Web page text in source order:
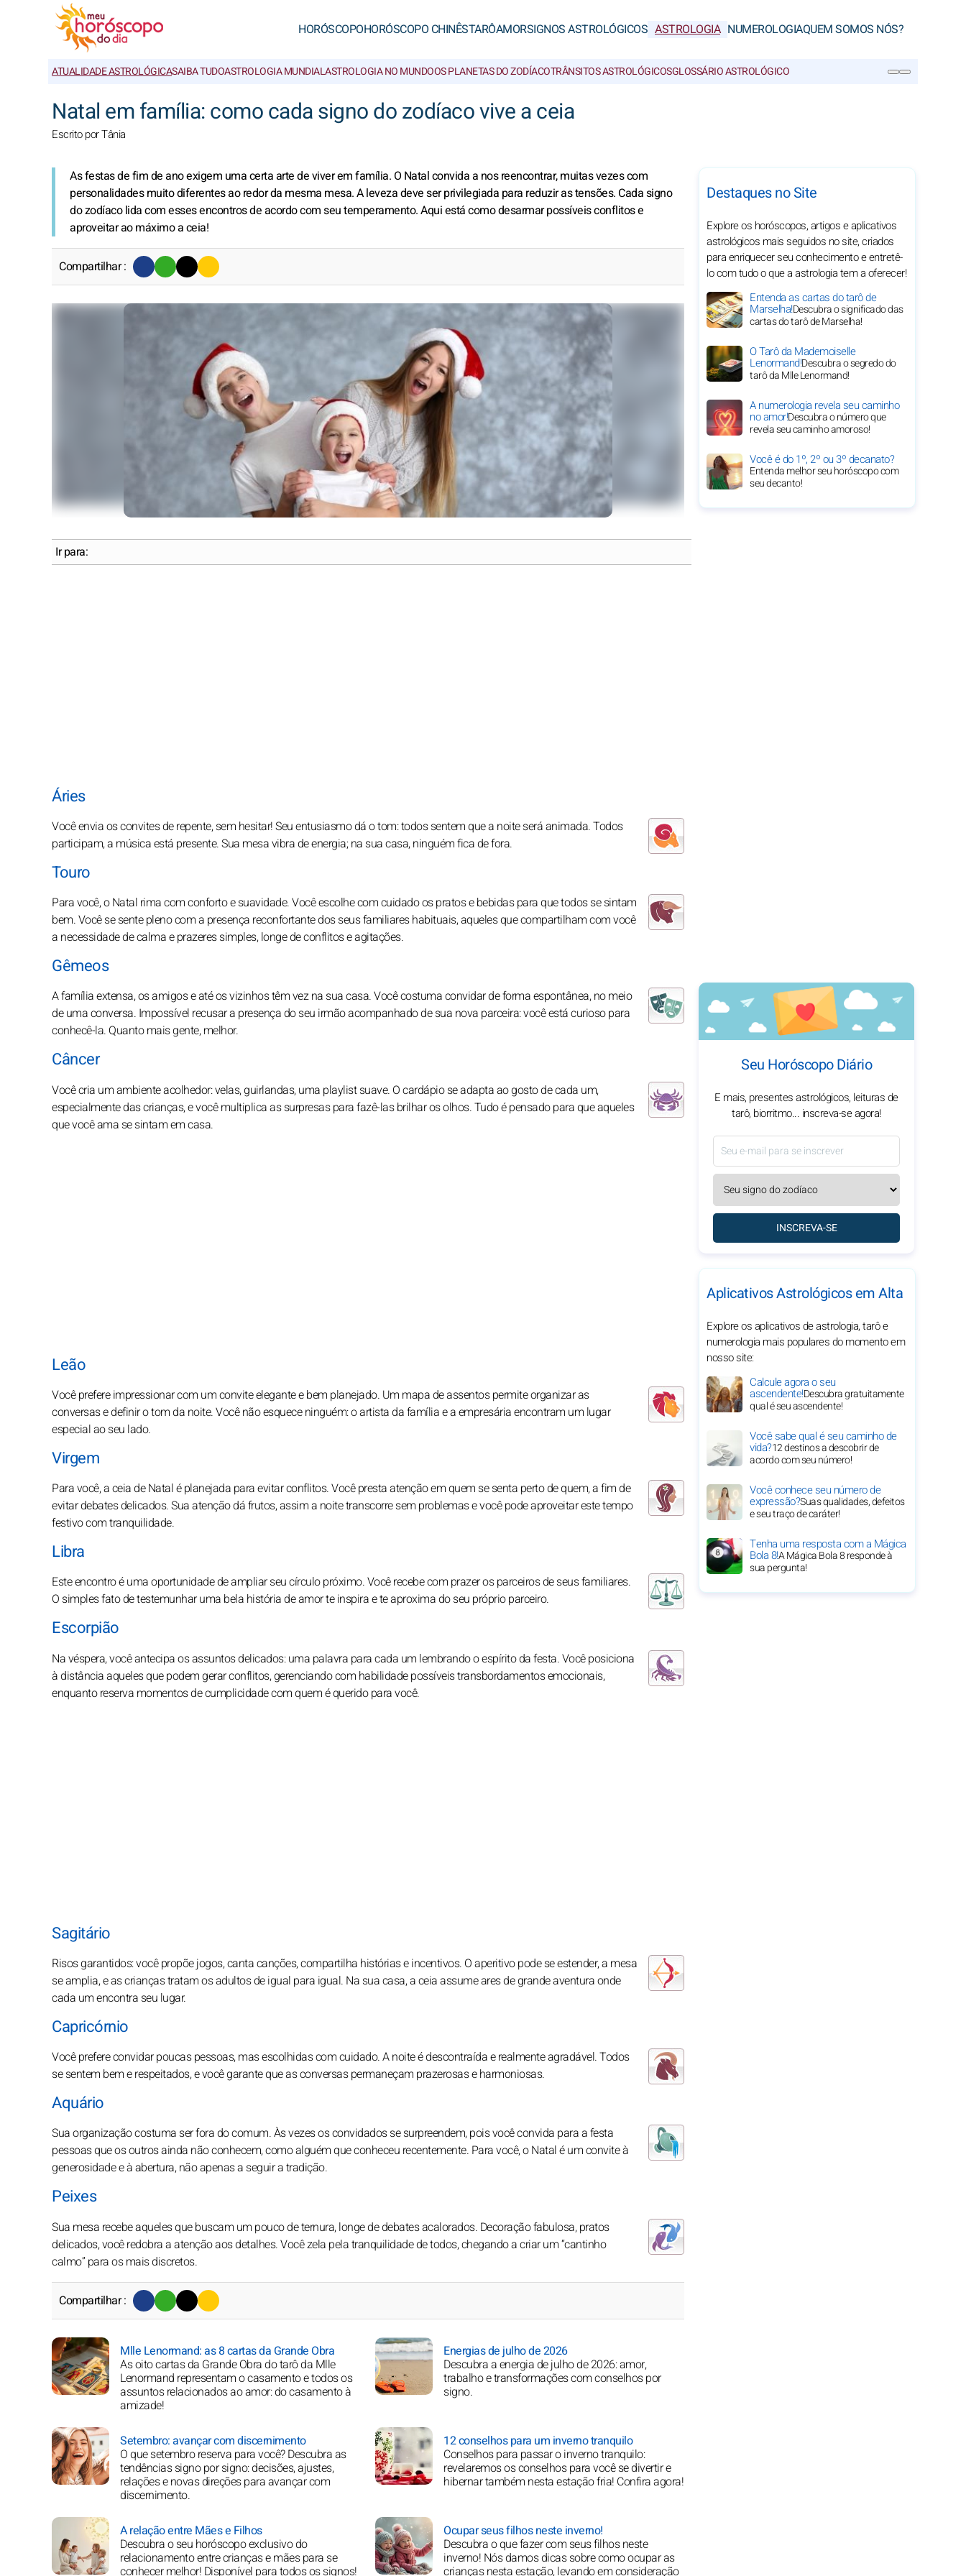
HORÓSCOPOHORÓSCOPO CHINÊSTARÔAMORSIGNOS ASTROLÓGICOS ASTROLOGIA NUMEROLOGIAQUEM SOMOS NÓS?
ATUALIDADE ASTROLÓGICASAIBA TUDOASTROLOGIA MUNDIALASTROLOGIA NO MUNDOOS PLANETAS DO ZODÍACOTRÂNSITOS ASTROLÓGICOSGLOSSÁRIO ASTROLÓGICO
Natal em família: como cada signo do zodíaco vive a ceia
Escrito por Tânia
As festas de fim de ano exigem uma certa arte de viver em família. O Natal convida a nos reencontrar, muitas vezes com
personalidades muito diferentes ao redor da mesma mesa. A leveza deve ser privilegiada para reduzir as tensões. Cada signo
do zodíaco lida com esses encontros de acordo com seu temperamento. Aqui está como desarmar possíveis conflitos e
aproveitar ao máximo a ceia!
Compartilhar :
Ir para:
Áries
Você envia os convites de repente, sem hesitar! Seu entusiasmo dá o tom: todos sentem que a noite será animada. Todos
participam, a música está presente. Sua mesa vibra de energia; na sua casa, ninguém fica de fora.
Touro
Para você, o Natal rima com conforto e suavidade. Você escolhe com cuidado os pratos e bebidas para que todos se sintam
bem. Você se sente pleno com a presença reconfortante dos seus familiares habituais, aqueles que compartilham com você
a necessidade de calma e prazeres simples, longe de conflitos e agitações.
Gêmeos
A família extensa, os amigos e até os vizinhos têm vez na sua casa. Você costuma convidar de forma espontânea, no meio
de uma conversa. Impossível recusar a presença do seu irmão acompanhado de sua nova parceira: você está curioso para
conhecê-la. Quanto mais gente, melhor.
Câncer
Você cria um ambiente acolhedor: velas, guirlandas, uma playlist suave. O cardápio se adapta ao gosto de cada um,
especialmente das crianças, e você multiplica as surpresas para fazê-las brilhar os olhos. Tudo é pensado para que aqueles
que você ama se sintam em casa.
Leão
Você prefere impressionar com um convite elegante e bem planejado. Um mapa de assentos permite organizar as
conversas e definir o tom da noite. Você não esquece ninguém: o artista da família e a empresária encontram um lugar
especial ao seu lado.
Virgem
Para você, a ceia de Natal é planejada para evitar conflitos. Você presta atenção em quem se senta perto de quem, a fim de
evitar debates delicados. Sua atenção dá frutos, assim a noite transcorre sem problemas e você pode aproveitar este tempo
festivo com tranquilidade.
Libra
Este encontro é uma oportunidade de ampliar seu círculo próximo. Você recebe com prazer os parceiros de seus familiares.
O simples fato de testemunhar uma bela história de amor te inspira e te aproxima do seu próprio parceiro.
Escorpião
Na véspera, você antecipa os assuntos delicados: uma palavra para cada um lembrando o espírito da festa. Você posiciona
à distância aqueles que podem gerar conflitos, gerenciando com habilidade possíveis transbordamentos emocionais,
enquanto reserva momentos de cumplicidade com quem é querido para você.
Sagitário
Risos garantidos: você propõe jogos, canta canções, compartilha histórias e incentivos. O aperitivo pode se estender, a mesa
se amplia, e as crianças tratam os adultos de igual para igual. Na sua casa, a ceia assume ares de grande aventura onde
cada um encontra seu lugar.
Capricórnio
Você prefere convidar poucas pessoas, mas escolhidas com cuidado. A noite é descontraída e realmente agradável. Todos
se sentem bem e respeitados, e você garante que as conversas permaneçam prazerosas e harmoniosas.
Aquário
Sua organização costuma ser fora do comum. Às vezes os convidados se surpreendem, pois você convida para a festa
pessoas que os outros ainda não conhecem, como alguém que conheceu recentemente. Para você, o Natal é um convite à
generosidade e à abertura, não apenas a seguir a tradição.
Peixes
Sua mesa recebe aqueles que buscam um pouco de ternura, longe de debates acalorados. Decoração fabulosa, pratos
delicados, você redobra a atenção aos detalhes. Você zela pela tranquilidade de todos, chegando a criar um “cantinho
calmo” para os mais discretos.
Compartilhar :
Mlle Lenormand: as 8 cartas da Grande Obra
As oito cartas da Grande Obra do tarô da Mlle
Lenormand representam o casamento e todos os
assuntos relacionados ao amor: do casamento à
amizade!
Energias de julho de 2026
Descubra a energia de julho de 2026: amor,
trabalho e transformações com conselhos por
signo.
Setembro: avançar com discernimento
O que setembro reserva para você? Descubra as
tendências signo por signo: decisões, ajustes,
relações e novas direções para avançar com
discernimento.
12 conselhos para um inverno tranquilo
Conselhos para passar o inverno tranquilo:
revelaremos os conselhos para você se divertir e
hibernar também nesta estação fria! Confira agora!
A relação entre Mães e Filhos
Descubra o seu horóscopo exclusivo do
relacionamento entre crianças e mães para se
conhecer melhor! Disponível para todos os signos!
Ocupar seus filhos neste inverno!
Descubra o que fazer com seus filhos neste
inverno! Nós damos dicas sobre como ocupar as
crianças nesta estação, levando em consideração
Destaques no Site
Explore os horóscopos, artigos e aplicativos
astrológicos mais seguidos no site, criados
para enriquecer seu conhecimento e entretê-
lo com tudo o que a astrologia tem a oferecer!
Entenda as cartas do tarô de
Marselha!Descubra o significado das
cartas do tarô de Marselha!
O Tarô da Mademoiselle
Lenormand!Descubra o segredo do
tarô da Mlle Lenormand!
A numerologia revela seu caminho
no amor!Descubra o número que
revela seu caminho amoroso!
Você é do 1º, 2º ou 3º decanato?
Entenda melhor seu horóscopo com
seu decanto!
Seu Horóscopo Diário
E mais, presentes astrológicos, leituras de
tarô, biorritmo... inscreva-se agora!
INSCREVA-SE
Aplicativos Astrológicos em Alta
Explore os aplicativos de astrologia, tarô e
numerologia mais populares do momento em
nosso site:
Calcule agora o seu
ascendente!Descubra gratuitamente
qual é seu ascendente!
Você sabe qual é seu caminho de
vida?12 destinos a descobrir de
acordo com seu número!
Você conhece seu número de
expressão?Suas qualidades, defeitos
e seu traço de caráter!
Tenha uma resposta com a Mágica
Bola 8!A Mágica Bola 8 responde à
sua pergunta!